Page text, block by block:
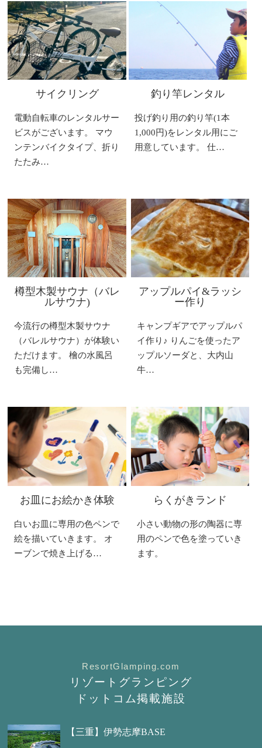
サイクリング
電動自転車のレンタルサー
ビスがございます。 マウ
ンテンバイクタイプ、折り
たたみ…
釣り竿レンタル
投げ釣り用の釣り竿(1本
1,000円)をレンタル用にご
用意しています。 仕…
樽型木製サウナ（バレ
ルサウナ)
今流行の樽型木製サウナ
（バレルサウナ）が体験い
ただけます。 檜の水風呂
も完備し…
アップルパイ&ラッシ
ー作り
キャンプギアでアップルパ
イ作り♪ りんごを使ったア
ップルソーダと、大内山
牛…
お皿にお絵かき体験
白いお皿に専用の色ペンで
絵を描いていきます。 オ
ーブンで焼き上げる…
らくがきランド
小さい動物の形の陶器に専
用のペンで色を塗っていき
ます。
ResortGlamping.com
リゾートグランピング
ドットコム掲載施設
【三重】伊勢志摩BASE